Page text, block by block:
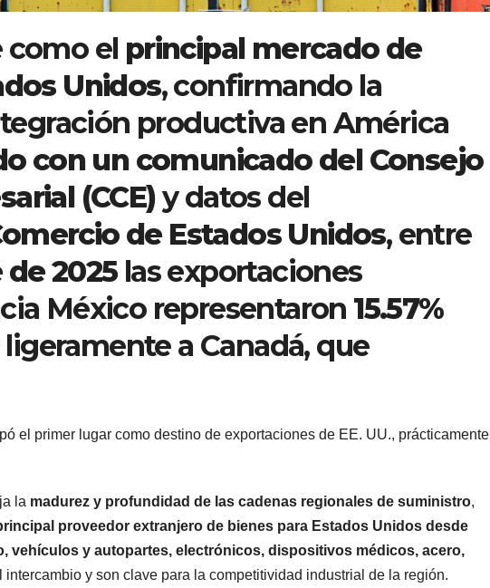
como el principal mercado de
Unidos, confirmando la
productiva en América
con un comunicado del Consejo
(CCE)y datos del
de Estados Unidos, entre
2025las exportaciones
México representaron 15.57%
a Canadá, que
el primer lugar como destino de exportaciones de EE. UU., prácticamente
la madurez y profundidad de las cadenas regionales de suministro,
proveedor extranjero de bienes para Estados Unidos desde
vehículos y autopartes, electrónicos, dispositivos médicos, acero,
intercambio y son clave para la competitividad industrial de la región.